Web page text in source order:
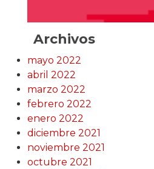
Archivos
mayo 2022
abril 2022
marzo 2022
febrero 2022
enero 2022
diciembre 2021
noviembre 2021
octubre 2021